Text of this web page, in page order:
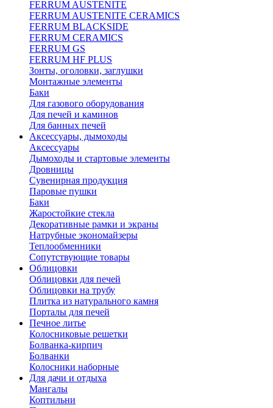
FERRUM AUSTENITE
FERRUM AUSTENITE CERAMICS
FERRUM BLACKSIDE
FERRUM CERAMICS
FERRUM GS
FERRUM HF PLUS
Зонты, оголовки, заглушки
Монтажные элементы
Баки
Для газового оборудования
Для печей и каминов
Для банных печей
Аксессуары, дымоходы
Аксессуары
Дымоходы и стартовые элементы
Дровницы
Сувенирная продукция
Паровые пушки
Баки
Жаростойкие стекла
Декоративные рамки и экраны
Натрубные экономайзеры
Теплообменники
Сопутствующие товары
Облицовки
Облицовки для печей
Облицовки на трубу
Плитка из натурального камня
Порталы для печей
Печное литье
Колосниковые решетки
Болванка-кирпич
Болванки
Колосники наборные
Для дачи и отдыха
Мангалы
Коптильни